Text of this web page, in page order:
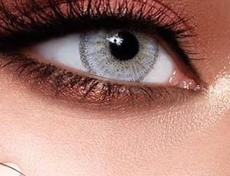
haben die LUNA LENSES
und dennoch natürliche Deckkraft.
für jede Augenfarbe - helle
einsetzbar für große und kleine
besonders natürlichen Look.
haltbar.
ein sehr angenehmes
Irritationen.
von der "efsa" und der "EMA"
für farbige, luxuriöse
Wir empfehlen unsere LUNA